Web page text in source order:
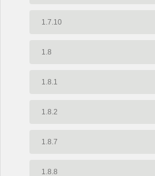
1.7.10
1.8
1.8.1
1.8.2
1.8.7
1.8.8